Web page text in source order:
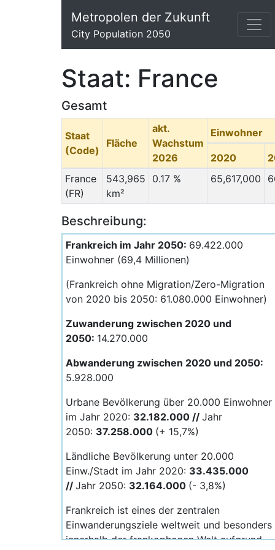
Metropolen der Zukunft
City Population 2050
Staat: France
Gesamt
Staat
(Code)
Fläche
akt.
Wachstum
2026
Einwohner
2020
France
(FR)
543,965
km²
0.17 % 65,617,000
Beschreibung:
Frankreich im Jahr 2050: 69.422.000
Einwohner (69,4 Millionen)
(Frankreich ohne Migration/Zero-Migration
von 2020 bis 2050: 61.080.000 Einwohner)
Zuwanderung zwischen 2020 und
2050: 14.270.000
Abwanderung zwischen 2020 und 2050:
5.928.000
Urbane Bevölkerung über 20.000 Einwohner
im Jahr 2020: 32.182.000 // Jahr
2050: 37.258.000 (+ 15,7%)
Ländliche Bevölkerung unter 20.000
Einw./Stadt im Jahr 2020: 33.435.000
// Jahr 2050: 32.164.000 (- 3,8%)
Frankreich ist eines der zentralen
Einwanderungsziele weltweit und besonders
innerhalb der frankophonen Welt aufgrund